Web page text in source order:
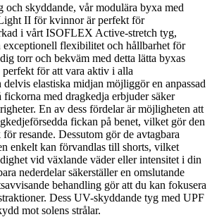
och skyddande, vår modulära byxa med
II för kvinnor är perfekt för
i vårt ISOFLEX Active-stretch tyg,
exceptionell flexibilitet och hållbarhet för
torr och bekväm med detta lätta byxas
perfekt för att vara aktiv i alla
elastiska midjan möjliggör en anpassad
fickorna med dragkedja erbjuder säker
En av dess fördelar är möjligheten att
fickan på benet, vilket gör den
resande. Dessutom gör de avtagbara
enkelt kan förvandlas till shorts, vilket
vid växlande väder eller intensitet i din
nederdelar säkerställer en omslutande
behandling gör att du kan fokusera
Dess UV-skyddande tyg med UPF
mot solens strålar.